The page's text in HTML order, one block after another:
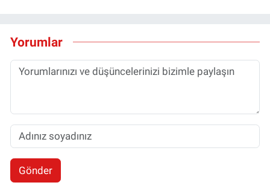
Yorumlar
Gönder